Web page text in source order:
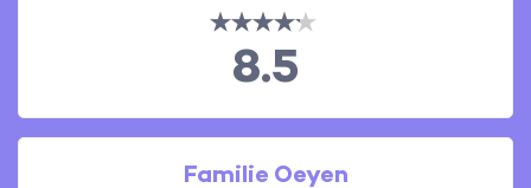
8.5
Familie Oeyen